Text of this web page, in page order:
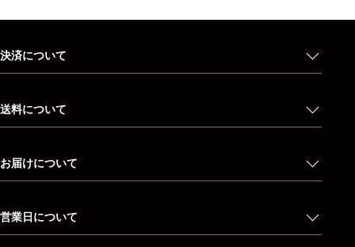
決済について
送料について
お届けについて
営業日について